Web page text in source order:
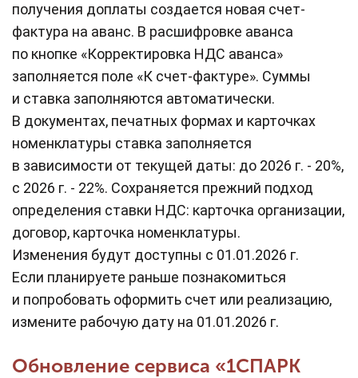
получения доплаты создается новая счет-
фактура на аванс. В расшифровке аванса
по кнопке «Корректировка НДС аванса»
заполняется поле «К счет-фактуре». Суммы
и ставка заполняются автоматически.
В документах, печатных формах и карточках
номенклатуры ставка заполняется
в зависимости от текущей даты: до 2026 г. - 20%,
с 2026 г. - 22%. Сохраняется прежний подход
определения ставки НДС: карточка организации,
договор, карточка номенклатуры.
Изменения будут доступны с 01.01.2026 г.
Если планируете раньше познакомиться
и попробовать оформить счет или реализацию,
измените рабочую дату на 01.01.2026 г.
Обновление сервиса «1СПАРК